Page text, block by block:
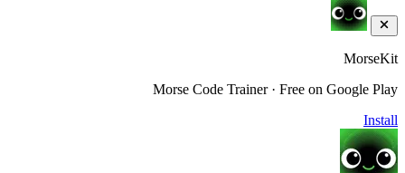
MorseKit
Morse Code Trainer · Free on Google Play
Install